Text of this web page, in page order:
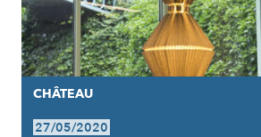
CHÂTEAU
27/05/2020